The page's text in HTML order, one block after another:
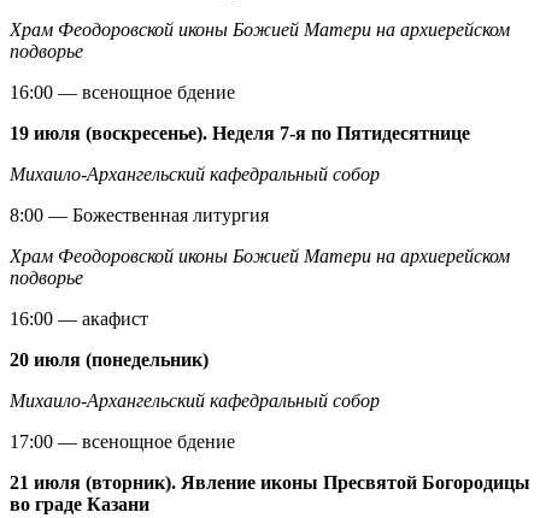
Храм Феодоровской иконы Божией Матери на архиерейском
подворье
16:00 — всенощное бдение
19 июля (воскресенье). Неделя 7-я по Пятидесятнице
Михаило-Архангельский кафедральный собор
8:00 — Божественная литургия
Храм Феодоровской иконы Божией Матери на архиерейском
подворье
16:00 — акафист
20 июля (понедельник)
Михаило-Архангельский кафедральный собор
17:00 — всенощное бдение
21 июля (вторник). Явление иконы Пресвятой Богородицы
во граде Казани